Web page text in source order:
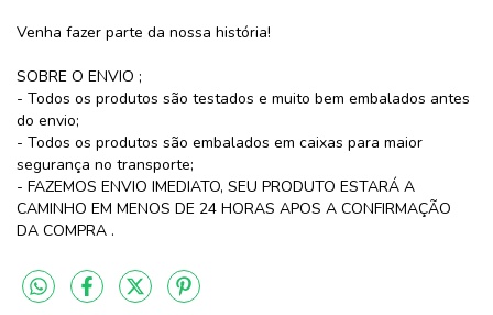
Venha fazer parte da nossa história!
SOBRE O ENVIO ;
- Todos os produtos são testados e muito bem embalados antes
do envio;
- Todos os produtos são embalados em caixas para maior
segurança no transporte;
- FAZEMOS ENVIO IMEDIATO, SEU PRODUTO ESTARÁ A
CAMINHO EM MENOS DE 24 HORAS APOS A CONFIRMAÇÃO
DA COMPRA .